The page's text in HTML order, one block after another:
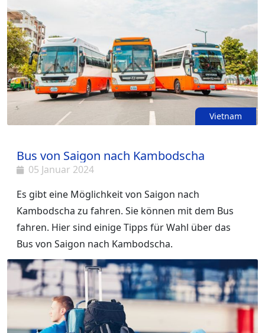
Vietnam
Bus von Saigon nach Kambodscha
05 Januar 2024
Es gibt eine Möglichkeit von Saigon nach
Kambodscha zu fahren. Sie können mit dem Bus
fahren. Hier sind einige Tipps für Wahl über das
Bus von Saigon nach Kambodscha.